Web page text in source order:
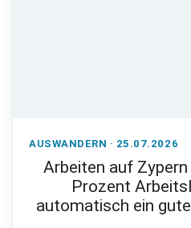
AUSWANDERN · 25.07.2026
Arbeiten auf
Prozent
automatisch ein